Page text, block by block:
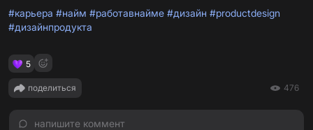
#карьера #найм #работавнайме #дизайн #productdesign
#дизайнпродукта
5
поделиться 476
напишите коммент